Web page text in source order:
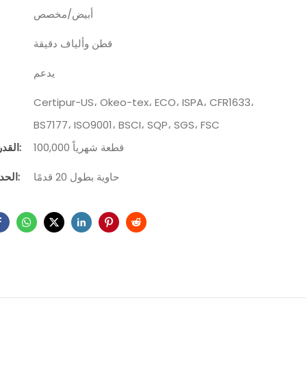
أبيض/مخصص
قطن وألياف دقيقة
يدعم
Certipur-US، Okeo-tex، ECO، ISPA، CFR1633،
BS7177، ISO9001، BSCI، SQP، SGS، FSC
القدرة على التوريد:
100,000 قطعة شهرياً
الحد الأدنى للطلب: حاوية بطول 20 قدمًا